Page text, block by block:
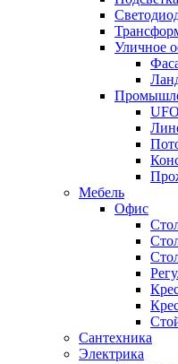
Уличное
UFO
Мебель
Офис
Сантехника
Электрика